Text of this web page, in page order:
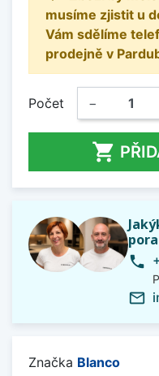
musíme zjistit u
Vám sdělíme
prodejně v
Počet −

phone
mail_outline
Značka Blanco